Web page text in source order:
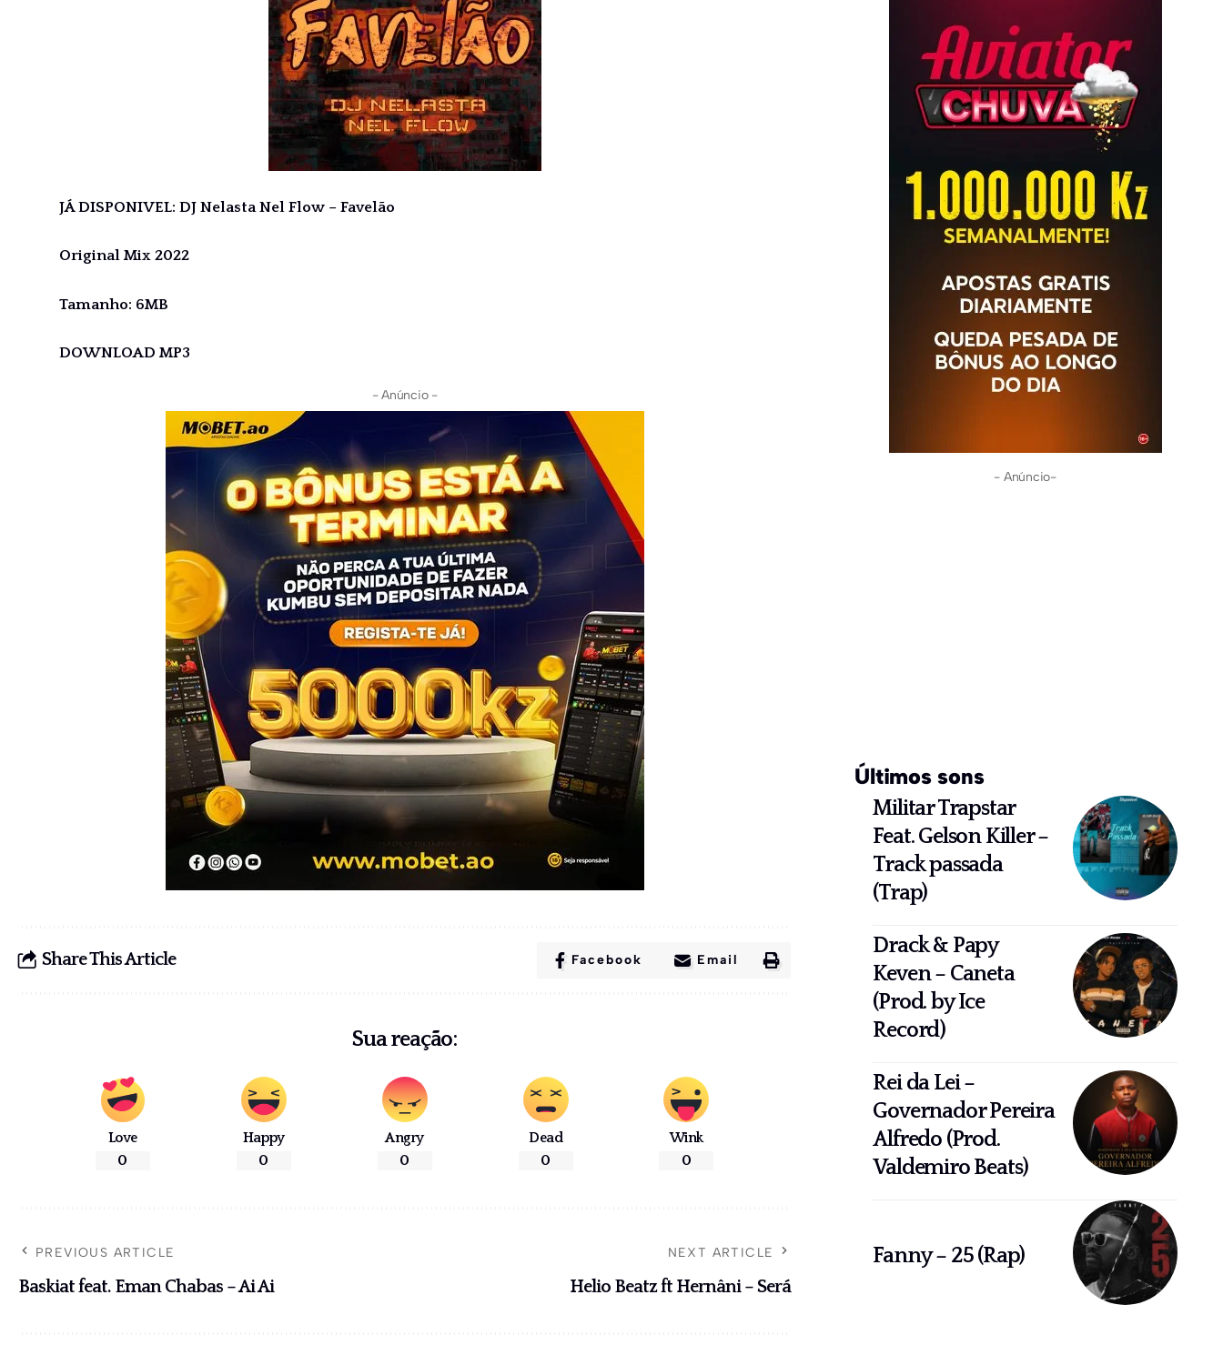
JÁ DISPONIVEL: DJ Nelasta Nel Flow – Favelão
Original Mix 2022
Tamanho: 6MB
DOWNLOAD MP3
- Anúncio -
Share This Article Facebook Email
Sua reação:
Love
0
Happy
0
Angry
0
Dead
0
Wink
0
PREVIOUS ARTICLE
Baskiat feat. Eman Chabas – Ai Ai
NEXT ARTICLE
Helio Beatz ft Hernâni – Será
- Anúncio-
Últimos sons
Militar Trapstar
Feat. Gelson Killer –
Track passada
(Trap)
Drack & Papy
Keven – Caneta
(Prod. by Ice
Record)
Rei da Lei –
Governador Pereira
Alfredo (Prod.
Valdemiro Beats)
Fanny – 25 (Rap)